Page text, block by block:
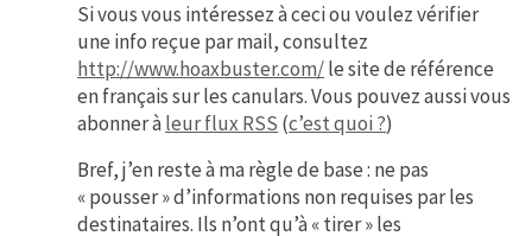
Si vous vous intéressez à ceci ou voulez vérifier
une info reçue par mail, consultez
http://www.hoaxbuster.com/le site de référence
en français sur les canulars. Vous pouvez aussi vous
abonner àleur flux RSS (c’est quoi ?)
Bref, j’en reste à ma règle de base : ne pas
« pousser » d’informations non requises par les
destinataires. Ils n’ont qu’à « tirer » les